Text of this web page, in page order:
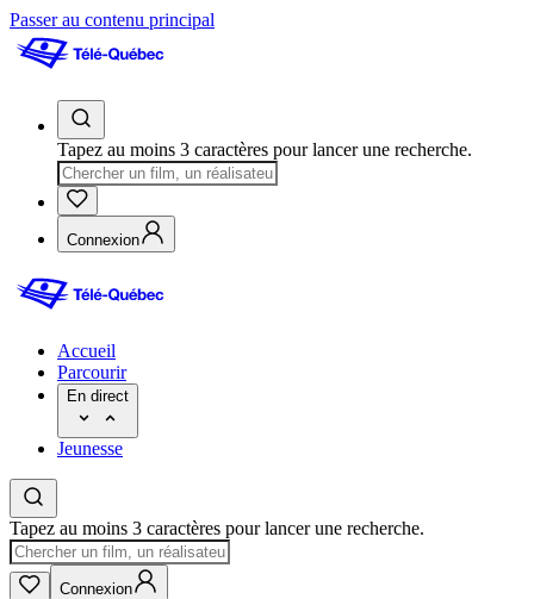
Passer au contenu principal
Tapez au moins 3 caractères pour lancer une recherche.
Connexion
Accueil
Parcourir
En direct
Jeunesse
Tapez au moins 3 caractères pour lancer une recherche.
Connexion